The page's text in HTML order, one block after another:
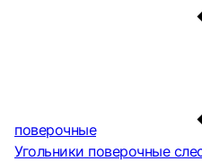
поверочные
Угольники поверочные